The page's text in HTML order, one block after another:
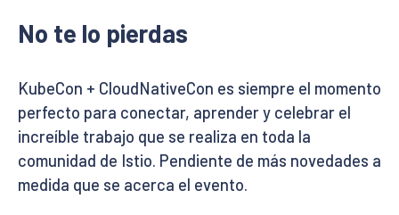
No te lo pierdas
KubeCon + CloudNativeCon es siempre el momento
perfecto para conectar, aprender y celebrar el
increíble trabajo que se realiza en toda la
comunidad de Istio. Pendiente de más novedades a
medida que se acerca el evento.